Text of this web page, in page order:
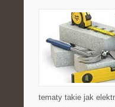
tematy takie jak